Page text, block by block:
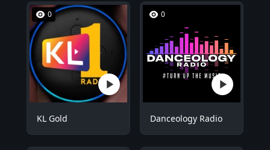
0
KL Gold
0
Danceology Radio